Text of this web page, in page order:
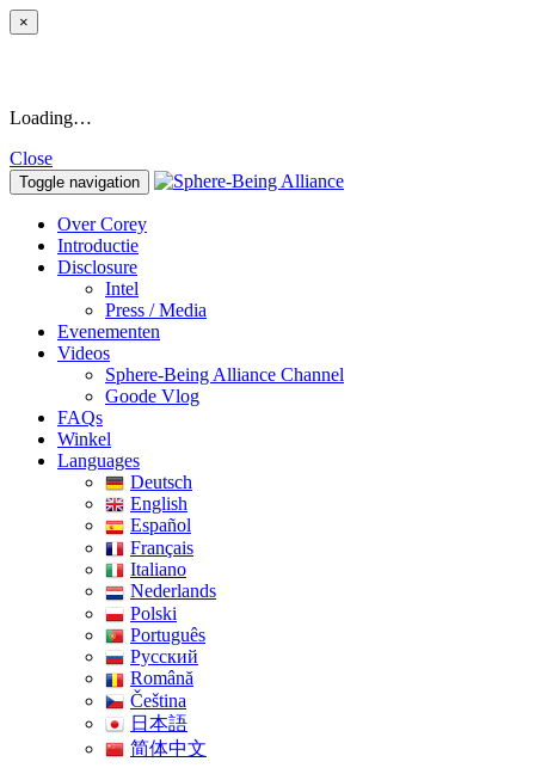
×
Loading…
Close
Toggle navigation
Over Corey
Introductie
Disclosure
Intel
Press / Media
Evenementen
Videos
Sphere-Being Alliance Channel
Goode Vlog
FAQs
Winkel
Languages
Deutsch
English
Español
Français
Italiano
Nederlands
Polski
Português
Pусский
Română
Čeština
日本語
简体中文